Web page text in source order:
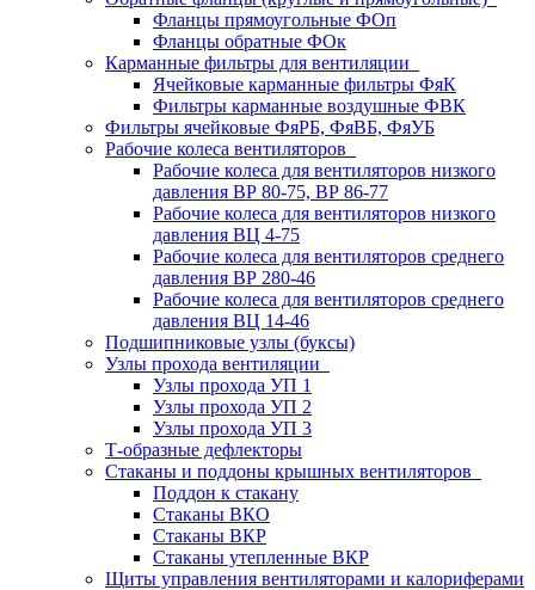
Фланцы прямоугольные ФОп
Фланцы обратные ФОк
Карманные фильтры для вентиляции
Ячейковые карманные фильтры ФяК
Фильтры карманные воздушные ФВК
Фильтры ячейковые ФяРБ, ФяВБ, ФяУБ
Рабочие колеса вентиляторов
Рабочие колеса для вентиляторов низкого
давления ВР 80-75, ВР 86-77
Рабочие колеса для вентиляторов низкого
давления ВЦ 4-75
Рабочие колеса для вентиляторов среднего
давления ВР 280-46
Рабочие колеса для вентиляторов среднего
давления ВЦ 14-46
Подшипниковые узлы (буксы)
Узлы прохода вентиляции
Узлы прохода УП 1
Узлы прохода УП 2
Узлы прохода УП 3
Т-образные дефлекторы
Стаканы и поддоны крышных вентиляторов
Поддон к стакану
Стаканы ВКО
Стаканы ВКР
Стаканы утепленные ВКР
Щиты управления вентиляторами и калориферами